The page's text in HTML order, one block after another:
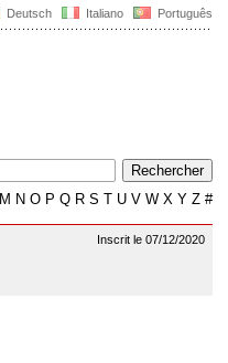
Deutsch Italiano Português
M N O P Q R S T U V W X Y Z #
Inscrit le 07/12/2020